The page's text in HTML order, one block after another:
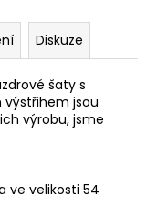
Diskuze
šaty s
jsou
výrobu, jsme
ve velikosti 54